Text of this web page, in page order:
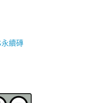
永續磚